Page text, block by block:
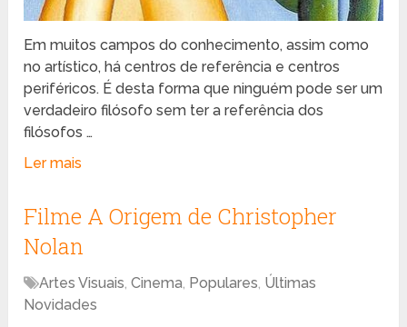
Em muitos campos do conhecimento, assim como
no artístico, há centros de referência e centros
periféricos. É desta forma que ninguém pode ser um
verdadeiro filósofo sem ter a referência dos
filósofos …
Ler mais
Filme A Origem de Christopher
Nolan
Artes Visuais,Cinema, Populares, Últimas
Novidades